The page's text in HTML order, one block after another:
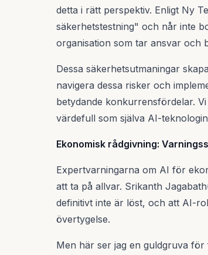
detta i rätt perspektiv. Enligt Ny
säkerhetstestning" och når inte
organisation som tar ansvar och
Dessa säkerhetsutmaningar
navigera dessa risker och
betydande konkurrensfördelar.
värdefull som själva AI-
Ekonomisk rådgivning:
Expertvarningarna om AI för
att ta på allvar. Srikanth
definitivt inte är löst, och att AI-
övertygelse.
Men här ser jag en guldgruva